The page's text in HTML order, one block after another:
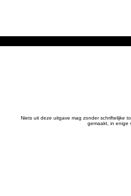
Niets uit deze uitgave mag zonder schriftelijke
gemaakt, in enige